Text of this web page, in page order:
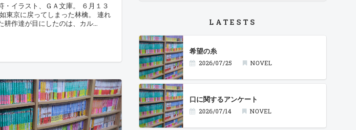
・イラスト、ＧＡ文庫。 ６月１３
東京に戻ってしまった林檎。 連れ
耕作達が目にしたのは、カル
LATESTS
希望の糸
2026/07/25 NOVEL
口に関するアンケート
2026/07/14 NOVEL